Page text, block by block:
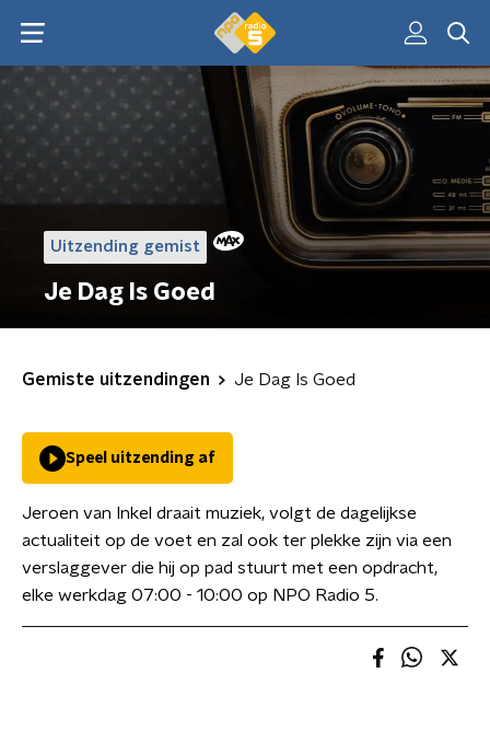
Uitzending gemist
Je Dag Is Goed
Gemiste uitzendingen Je Dag Is Goed
Speel uitzending af
Jeroen van Inkel draait muziek, volgt de dagelijkse
actualiteit op de voet en zal ook ter plekke zijn via een
verslaggever die hij op pad stuurt met een opdracht,
elke werkdag 07:00 - 10:00 op NPO Radio 5.